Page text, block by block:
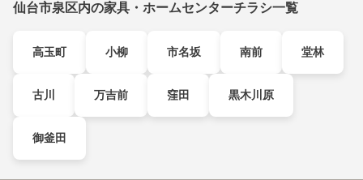
仙台市泉区内の家具・ホームセンターチラシ一覧
高玉町 小柳 市名坂 南前 堂林
古川 万吉前 窪田 黒木川原
御釜田